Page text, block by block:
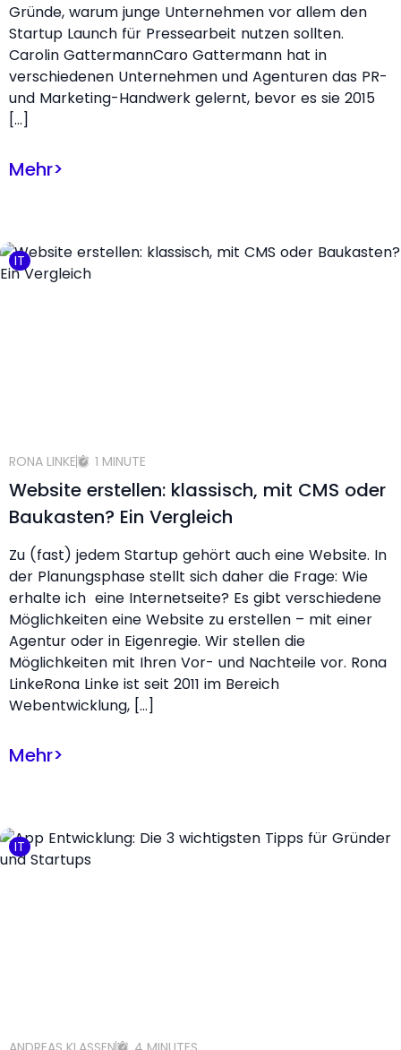
Gründe, warum junge Unternehmen vor allem den
Startup Launch für Pressearbeit nutzen sollten.
Carolin GattermannCaro Gattermann hat in
verschiedenen Unternehmen und Agenturen das PR-
und Marketing-Handwerk gelernt, bevor es sie 2015
[…]
Mehr>
IT
RONA LINKE 1 MINUTE
Website erstellen: klassisch, mit CMS oder
Baukasten? Ein Vergleich
Zu (fast) jedem Startup gehört auch eine Website. In
der Planungsphase stellt sich daher die Frage: Wie
erhalte ich eine Internetseite? Es gibt verschiedene
Möglichkeiten eine Website zu erstellen – mit einer
Agentur oder in Eigenregie. Wir stellen die
Möglichkeiten mit Ihren Vor- und Nachteile vor. Rona
LinkeRona Linke ist seit 2011 im Bereich
Webentwicklung, […]
Mehr>
IT